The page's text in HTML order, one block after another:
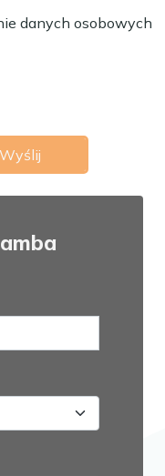
danych osobowych